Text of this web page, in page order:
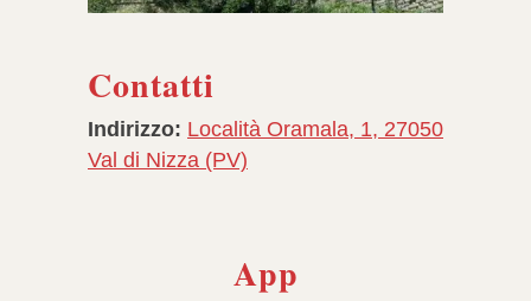
Contatti
Indirizzo: Località Oramala, 1, 27050
Val di Nizza (PV)
App